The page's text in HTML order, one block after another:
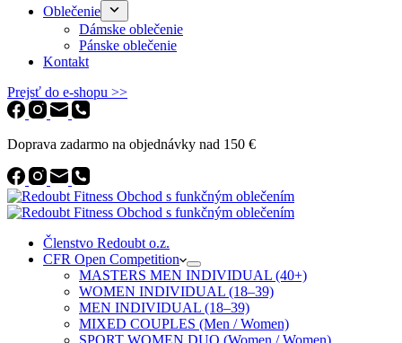
Oblečenie
Dámske oblečenie
Pánske oblečenie
Kontakt
Prejsť do e-shopu >>
Doprava zadarmo na objednávky nad 150 €
Členstvo Redoubt o.z.
CFR Open Competition
MASTERS MEN INDIVIDUAL (40+)
WOMEN INDIVIDUAL (18–39)
MEN INDIVIDUAL (18–39)
MIXED COUPLES (Men / Women)
SPORT WOMEN DUO (Women / Women)